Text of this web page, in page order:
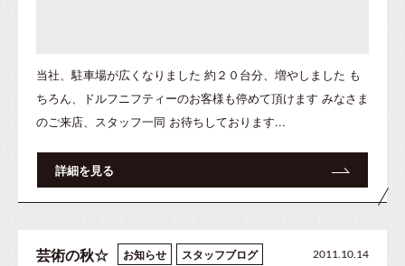
当社、駐車場が広くなりました 約２０台分、増やしました も
ちろん、ドルフニフティーのお客様も停めて頂けます みなさま
のご来店、スタッフ一同 お待ちしております...
詳細を見る
芸術の秋☆ お知らせ スタッフブログ 2011.10.14